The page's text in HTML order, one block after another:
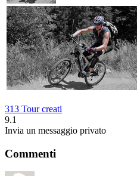
313 Tour creati
9.1
Invia un messaggio privato
Commenti